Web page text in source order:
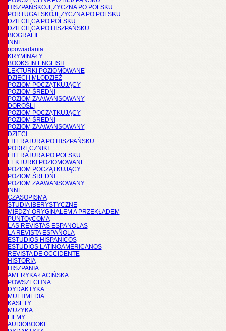
HISZPAŃSKOJĘZYCZNA PO POLSKU
PORTUGALSKOJĘZYCZNA PO POLSKU
DZIECIĘCA PO POLSKU
DZIECIĘCA PO HISZPAŃSKU
BIOGRAFIE
INNE
opowiadania
KRYMINAŁY
BOOKS IN ENGLISH
LEKTURKI POZIOMOWANE
DZIECI I MŁODZIEŻ
POZIOM POCZĄTKUJĄCY
POZIOM ŚREDNI
POZIOM ZAAWANSOWANY
DOROŚLI
POZIOM POCZĄTKUJĄCY
POZIOM ŚREDNI
POZIOM ZAAWANSOWANY
DZIECI
LITERATURA PO HISZPAŃSKU
PODRĘCZNIKI
LITERATURA PO POLSKU
LEKTURKI POZIOMOWANE
POZIOM POCZĄTKUJĄCY
POZIOM ŚREDNI
POZIOM ZAAWANSOWANY
INNE
CZASOPISMA
STUDIA IBERYSTYCZNE
MIĘDZY ORYGINAŁEM A PRZEKŁADEM
PUNTOyCOMA
LAS REVISTAS ESPANOLAS
LA REVISTA ESPAÑOLA
ESTUDIOS HISPANICOS
ESTUDIOS LATINOAMERICANOS
REVISTA DE OCCIDENTE
HISTORIA
HISZPANIA
AMERYKA ŁACIŃSKA
POWSZECHNA
DYDAKTYKA
MULTIMEDIA
KASETY
MUZYKA
FILMY
AUDIOBOOKI